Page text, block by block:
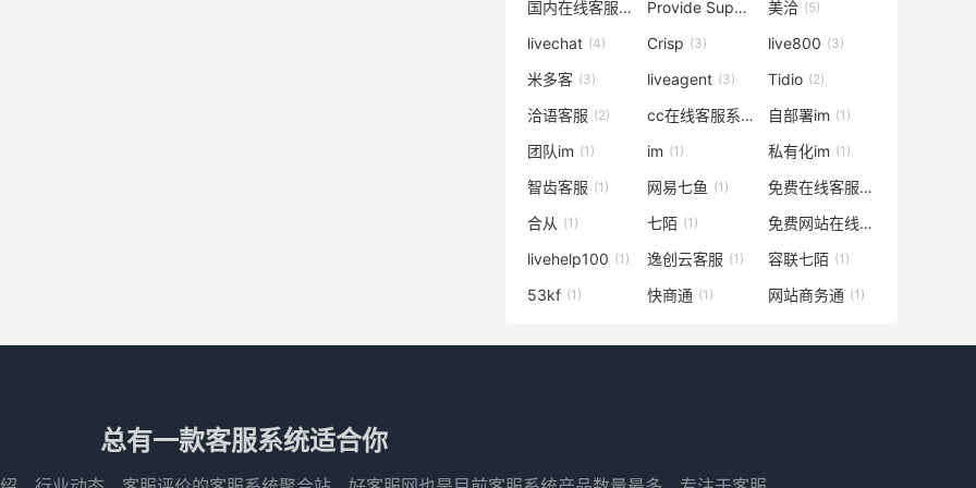
国内在线客服系统 (18) Provide Support (8)
美洽 (5)
livechat (4) Crisp (3) live800 (3)
米多客 (3) liveagent (3) Tidio (2)
洽语客服 (2) cc在线客服系统 (1)
自部署im (1)
团队im (1) im (1) 私有化im (1)
智齿客服 (1) 网易七鱼 (1) 免费在线客服系统
合从 (1) 七陌 (1) 免费网站在线客服系统
livehelp100 (1) 逸创云客服 (1) 容联七陌 (1)
53kf (1) 快商通 (1) 网站商务通 (1)
总有一款客服系统适合你